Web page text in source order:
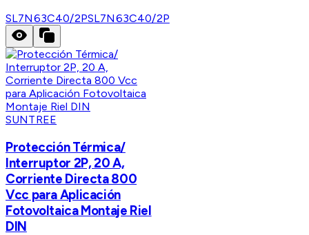
SL7N63C40/2PSL7N63C40/2P
SUNTREE
Protección Térmica/
Interruptor 2P, 20 A,
Corriente Directa 800
Vcc para Aplicación
Fotovoltaica Montaje Riel
DIN